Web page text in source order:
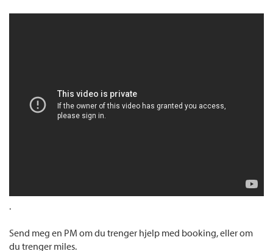
.
Send meg en PM om du trenger hjelp med booking, eller om
du trenger miles.